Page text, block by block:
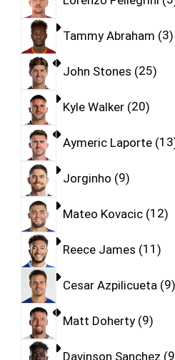
Tammy Abraham 3
John Stones 25
Kyle Walker 20
Aymeric Laporte 13
Jorginho 9
Mateo Kovacic 12
Reece James 11
Cesar Azpilicueta 9
Matt Doherty 9
Davinson Sanchez 9